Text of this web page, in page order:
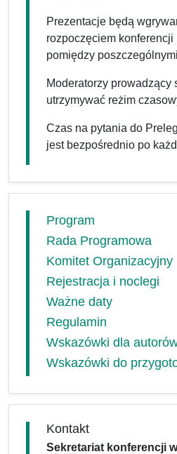
Prezentacje będą
rozpoczęciem konferencji
pomiędzy
Moderatorzy prowadzący
utrzymywać reżim
Czas na pytania do
jest bezpośrednio po
Program
Rada Programowa
Komitet Organizacyjny
Rejestracja i noclegi
Ważne daty
Regulamin
Wskazówki dla
Wskazówki do
Kontakt
Sekretariat konferencji